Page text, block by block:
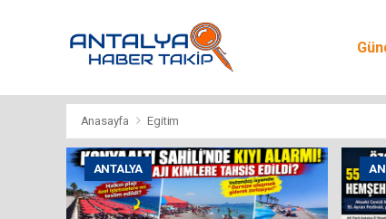
Anasayfa Egitim
ANTALYA